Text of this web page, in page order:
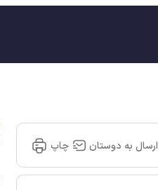
ارسال به دوستان چاپ